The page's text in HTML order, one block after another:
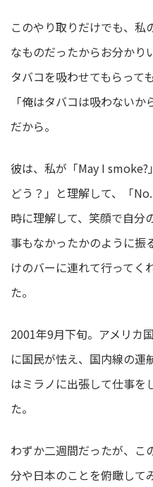
このやり取りだけでも、私
なものだったからお分かり
タバコを吸わせてもらって
「俺はタバコは吸わない
だから。
彼は、私が「May I
どう？」と理解して、「
時に理解して、笑顔で自分
事もなかったかのように振
けのバーに連れて行ってく
た。
2001年9月下旬。アメリカ
に国民が怯え、国内線の運
はミラノに出張して仕事を
た。
わずか二週間だったが、こ
分や日本のことを俯瞰して